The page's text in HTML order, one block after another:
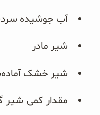
آب جوشیده
شیر مادر
شیر خشک
مقدار کمی شیر